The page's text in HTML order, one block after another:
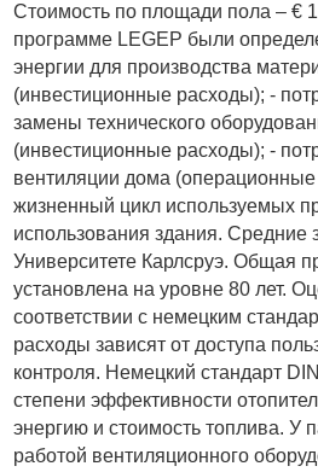
Стоимость по площади пола – €
программе LEGEP были
энергии для производства
(инвестиционные расходы); -
замены технического
(инвестиционные расходы); -
вентиляции дома
жизненный цикл используемых
использования здания.
Университете Карлсруэ. Общая
установлена на уровне 80 лет.
соответствии с немецким
расходы зависят от доступа
контроля. Немецкий стандарт
степени эффективности
энергию и стоимость топлива. У
работой вентиляционного